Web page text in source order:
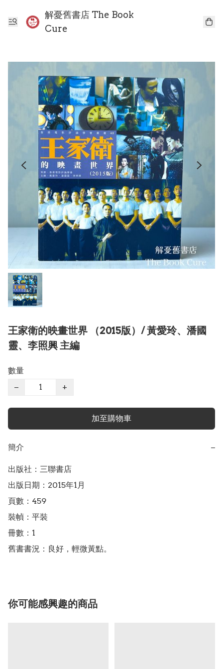
解憂舊書店 The Book
Cure
王家衛的映畫世界 （2015版）/ 黃愛玲、潘國
靈、李照興 主編
數量
−
+
加至購物車
簡介 −
出版社：三聯書店
出版日期：2015年1月
頁數：459
裝幀：平裝
冊數：1
舊書書況：良好，輕微黃點。
你可能感興趣的商品